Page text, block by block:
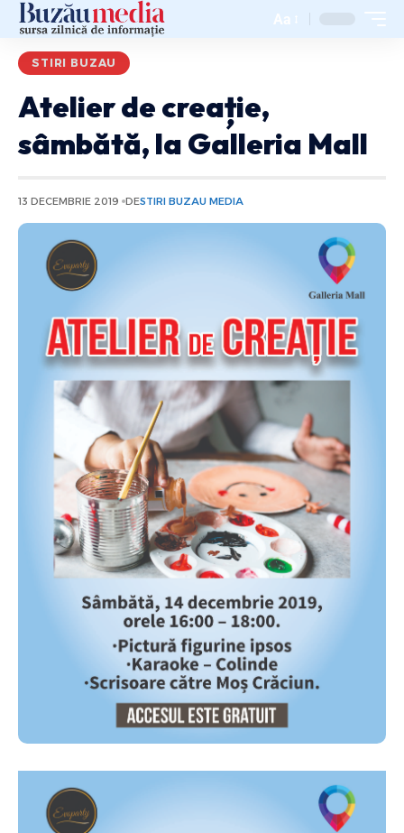
Aa
STIRI BUZAU
Atelier de creație,
sâmbătă, la Galleria Mall
13 DECEMBRIE 2019 DESTIRI BUZAU MEDIA